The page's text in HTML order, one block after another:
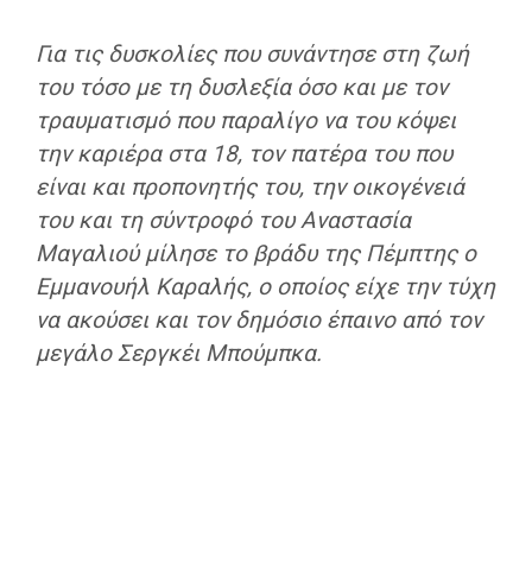
Για τις δυσκολίες που συνάντησε στη ζωή
του τόσο με τη δυσλεξία όσο και με τον
τραυματισμό που παραλίγο να του κόψει
την καριέρα στα 18, τον πατέρα του που
είναι και προπονητής του, την οικογένειά
του και τη σύντροφό του Αναστασία
Μαγαλιού μίλησε το βράδυ της Πέμπτης ο
Εμμανουήλ Καραλής, ο οποίος είχε την τύχη
να ακούσει και τον δημόσιο έπαινο από τον
μεγάλο Σεργκέι Μπούμπκα.